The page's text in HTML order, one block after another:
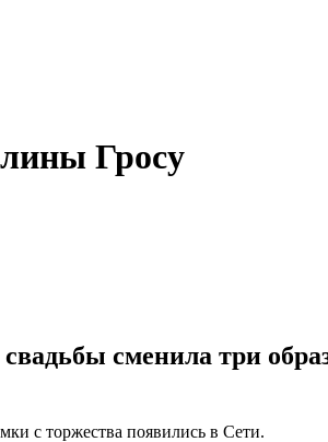
Гросу
сменила три
с торжества появились в Сети.